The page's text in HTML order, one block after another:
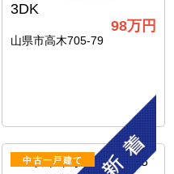
3DK
98万円
山県市高木705-79
中古一戸建て